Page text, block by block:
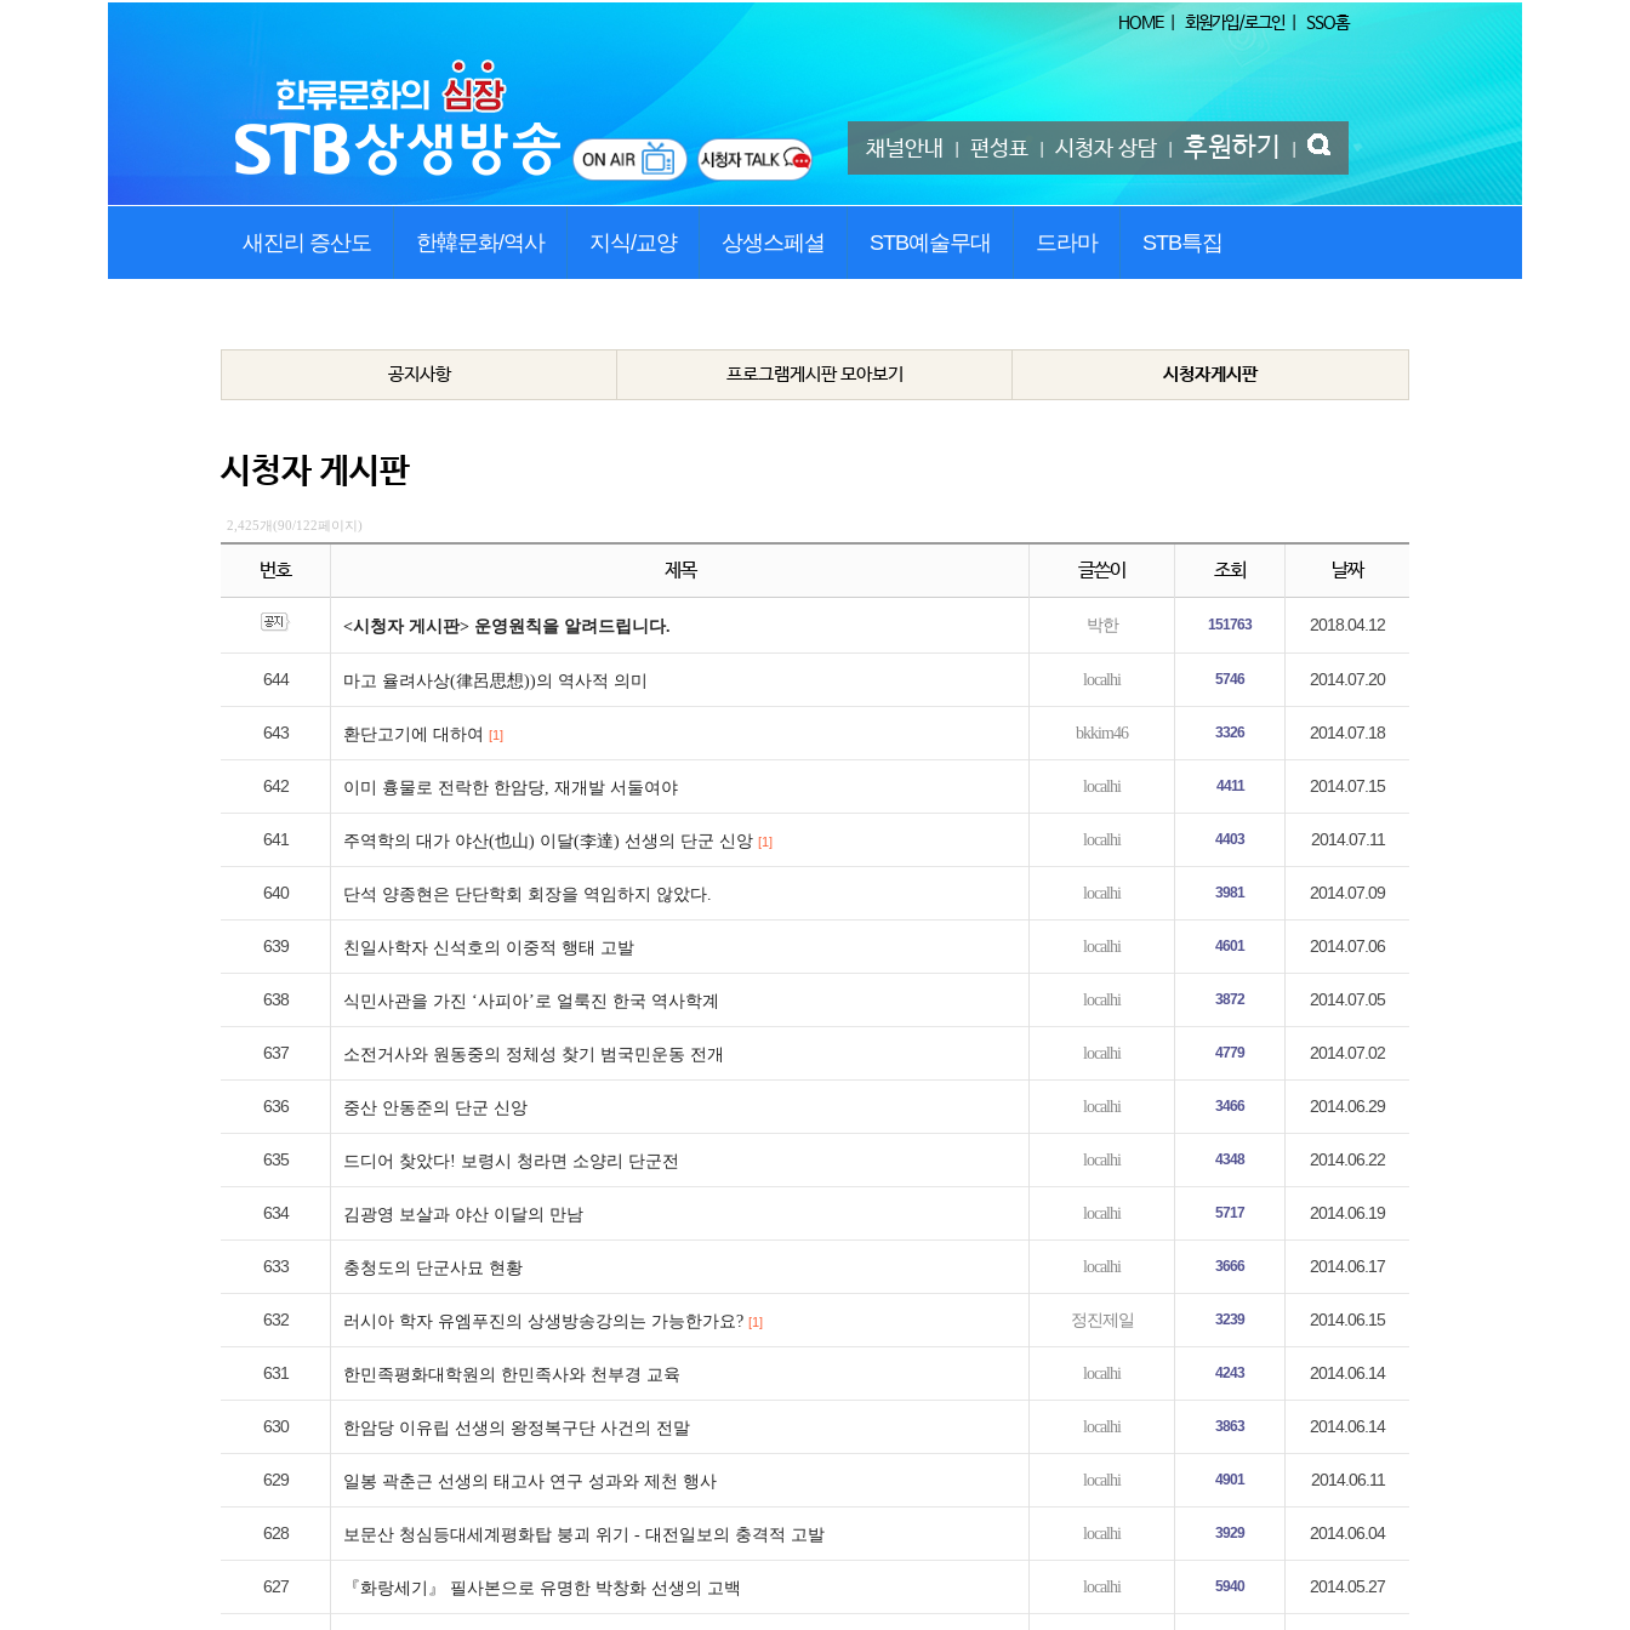
HOME| 회원가입/로그인 SSO홈
채널안내 편성표 시청자 상담 후원하기
새진리 증산도 한韓문화/역사 지식/교양 상생스페셜 STB예술무대 드라마 STB특집
공지사항 프로그램게시판 모아보기 시청자게시판
시청자 게시판
2,425개(90/122페이지)
번호 제목 글쓴이 조회 날짜
<시청자 게시판> 운영원칙을 알려드립니다. 박한 151763 2018.04.12
644 마고 율려사상(律呂思想))의 역사적 의미 localhi 5746 2014.07.20
643 환단고기에 대하여 [1] bkkim46 3326 2014.07.18
642 이미 흉물로 전락한 한암당, 재개발 서둘여야 localhi 4411 2014.07.15
641 주역학의 대가 야산(也山) 이달(李達) 선생의 단군 신앙 [1] localhi 4403 2014.07.11
640 단석 양종현은 단단학회 회장을 역임하지 않았다. localhi 3981 2014.07.09
639 친일사학자 신석호의 이중적 행태 고발 localhi 4601 2014.07.06
638 식민사관을 가진 ‘사피아’로 얼룩진 한국 역사학계 localhi 3872 2014.07.05
637 소전거사와 원동중의 정체성 찾기 범국민운동 전개 localhi 4779 2014.07.02
636 중산 안동준의 단군 신앙 localhi 3466 2014.06.29
635 드디어 찾았다! 보령시 청라면 소양리 단군전 localhi 4348 2014.06.22
634 김광영 보살과 야산 이달의 만남 localhi 5717 2014.06.19
633 충청도의 단군사묘 현황 localhi 3666 2014.06.17
632 러시아 학자 유엠푸진의 상생방송강의는 가능한가요? [1] 정진제일 3239 2014.06.15
631 한민족평화대학원의 한민족사와 천부경 교육 localhi 4243 2014.06.14
630 한암당 이유립 선생의 왕정복구단 사건의 전말 localhi 3863 2014.06.14
629 일봉 곽춘근 선생의 태고사 연구 성과와 제천 행사 localhi 4901 2014.06.11
628 보문산 청심등대세계평화탑 붕괴 위기 - 대전일보의 충격적 고발 localhi 3929 2014.06.04
627 『화랑세기』 필사본으로 유명한 박창화 선생의 고백 localhi 5940 2014.05.27